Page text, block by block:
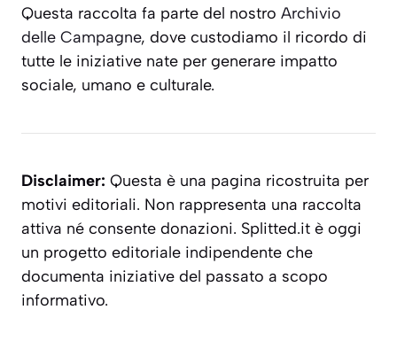
Questa raccolta fa parte del nostro Archivio
delle Campagne, dove custodiamo il ricordo di
tutte le iniziative nate per generare impatto
sociale, umano e culturale.
Disclaimer: Questa è una pagina ricostruita per
motivi editoriali. Non rappresenta una raccolta
attiva né consente donazioni. Splitted.it è oggi
un progetto editoriale indipendente che
documenta iniziative del passato a scopo
informativo.